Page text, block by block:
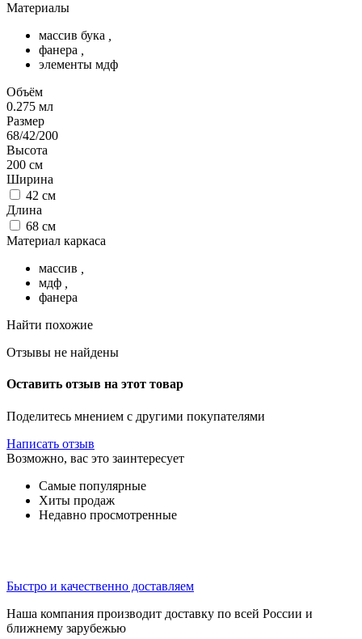
Материалы
массив бука
фанера
элементы мдф
Объём
0.275 мл
Размер
68/42/200
Высота
200 см
Ширина
42 см
Длина
68 см
Материал каркаса
массив
мдф
фанера
Найти похожие
Отзывы не найдены
Оставить отзыв на этот товар
Поделитесь мнением с другими покупателями
Написать отзыв
Возможно, вас это заинтересует
Самые популярные
Хиты продаж
Недавно просмотренные
Быстро и качественно доставляем
Наша компания производит доставку по всей России и
ближнему зарубежью